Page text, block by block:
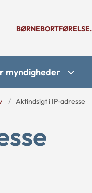
myndigheder
Aktindsigt i IP-adresse